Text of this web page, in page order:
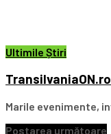
Ultimile Știri
Marile evenimente,
Postarea următoare